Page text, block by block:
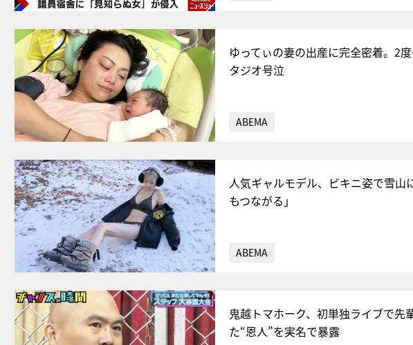
ゆってぃの妻の出産に完全密着。2
タジオ号泣
ABEMA
人気ギャルモデル、ビキニ姿で雪
もつながる」
ABEMA
鬼越トマホーク、初単独ライブで
た“恩人”を実名で暴露